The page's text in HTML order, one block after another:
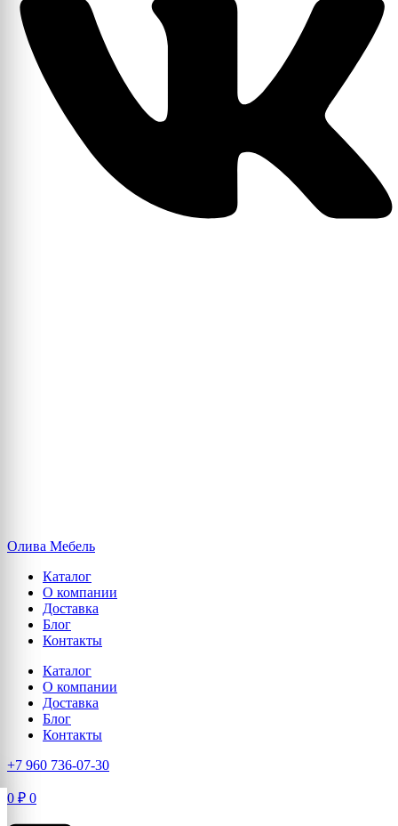
Олива Мебель
Каталог
О компании
Доставка
Блог
Контакты
Каталог
О компании
Доставка
Блог
Контакты
+7 960 736-07-30
0 ₽ 0